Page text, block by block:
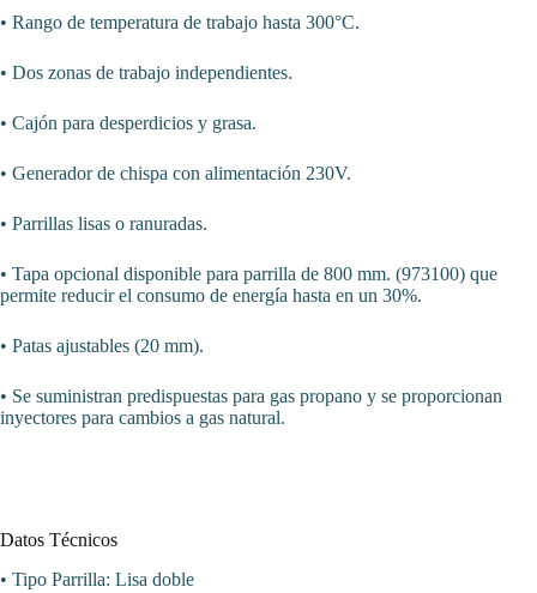
• Rango de temperatura de trabajo hasta 300°C.
• Dos zonas de trabajo independientes.
• Cajón para desperdicios y grasa.
• Generador de chispa con alimentación 230V.
• Parrillas lisas o ranuradas.
• Tapa opcional disponible para parrilla de 800 mm. (973100) que
permite reducir el consumo de energía hasta en un 30%.
• Patas ajustables (20 mm).
• Se suministran predispuestas para gas propano y se proporcionan
inyectores para cambios a gas natural.
Datos Técnicos
• Tipo Parrilla: Lisa doble